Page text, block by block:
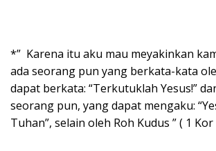
*” Karena itu aku mau meyakinkan
ada seorang pun yang berkata-kata
dapat berkata: “Terkutuklah Yesus!”
seorang pun, yang dapat mengaku:
Tuhan”, selain oleh Roh Kudus ” ( 1 Kor